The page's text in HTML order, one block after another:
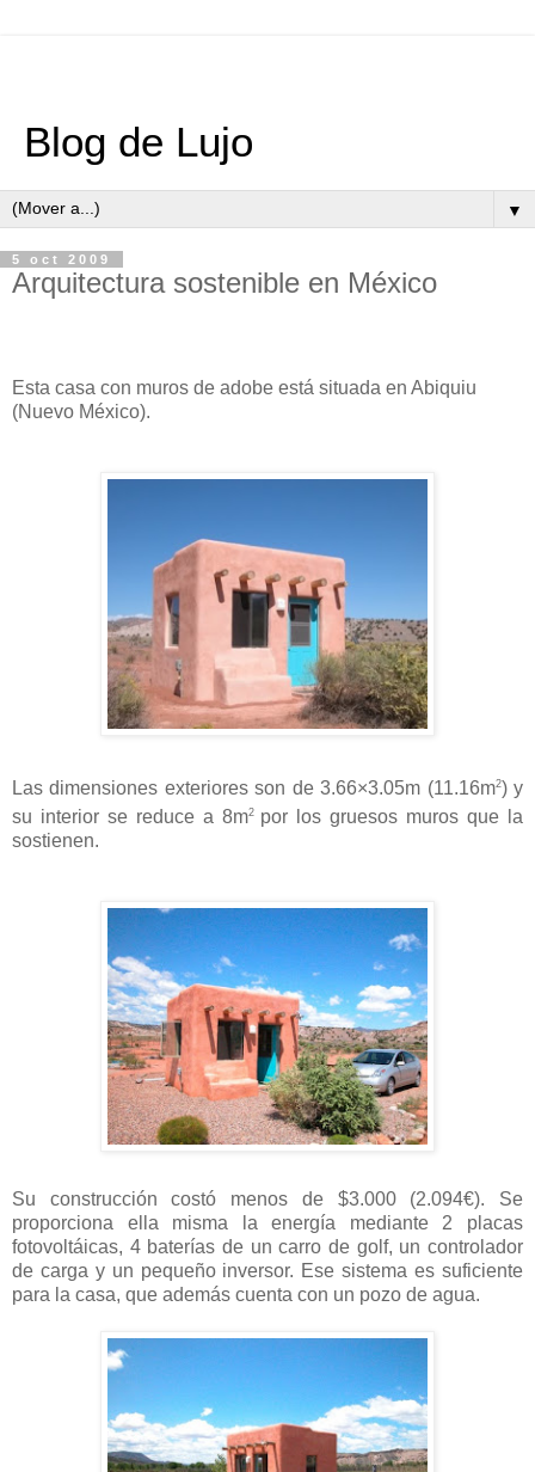
Blog de Lujo
▼
5 oct 2009
Arquitectura sostenible en México
Esta casa con muros de adobe está situada en Abiquiu
(Nuevo México).
Las dimensiones exteriores son de 3.66×3.05m (11.16m2) y
su interior se reduce a 8m2 por los gruesos muros que la
sostienen.
Su construcción costó menos de $3.000 (2.094€). Se
proporciona ella misma la energía mediante 2 placas
fotovoltáicas, 4 baterías de un carro de golf, un controlador
de carga y un pequeño inversor. Ese sistema es suficiente
para la casa, que además cuenta con un pozo de agua.